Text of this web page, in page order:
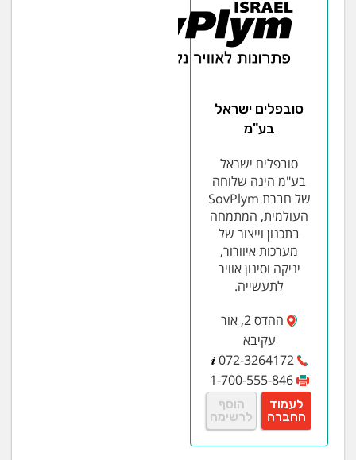
סובפלים ישראל
בע"מ
סובפלים ישראל
בע"מ הינה שלוחה
של חברת SovPlym
העולמית, המתמחה
בתכנון וייצור של
מערכות איוורור,
יניקה וסינון אוויר
לתעשייה.
ההדס 2, אור
עקיבא
072-3264172
1-700-555-846
לעמוד
החברה
הוסף
לרשימה